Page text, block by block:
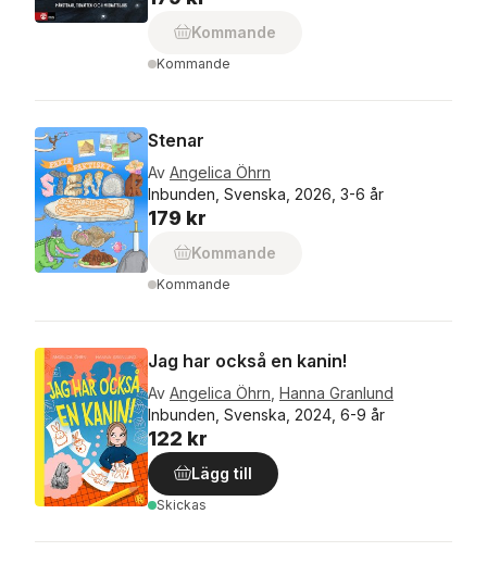
Kommande
Kommande
Stenar
Av Angelica Öhrn
Inbunden, Svenska, 2026, 3-6 år
179 kr
Kommande
Kommande
Jag har också en kanin!
Av Angelica Öhrn Hanna Granlund
Inbunden, Svenska, 2024, 6-9 år
122 kr
Lägg till
Skickas